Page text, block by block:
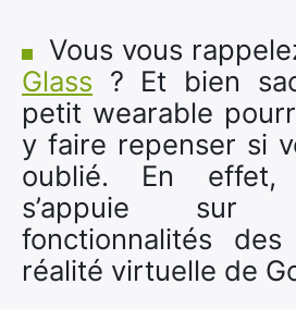
Vous vous
Glass ? Et bien
petit wearable
y faire repenser si
oublié. En effet,
s’appuie
fonctionnalités
réalité virtuelle de